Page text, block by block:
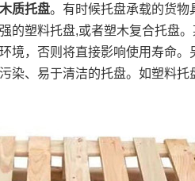
木质托盘。有时候托盘承载的货物
的塑料托盘,或者塑木复合托盘
境，否则将直接影响使用寿命
染、易于清洁的托盘。如塑料托